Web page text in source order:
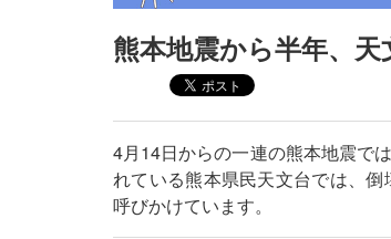
熊本地震から半年、
4月14日からの一連の熊本地震で
れている熊本県民天文台では、
呼びかけています。